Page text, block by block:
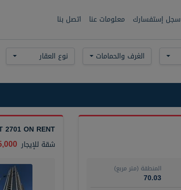
سجل إستفسارك معلومات عنا اتصل بنا
الغرف والحمامات نوع العقار
المنطقة (متر مربع)
70.03
2701 ON RENT
شقة للإيجار 95,000